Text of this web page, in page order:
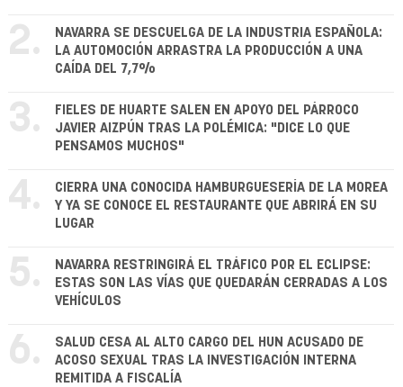
2.
NAVARRA SE DESCUELGA DE LA INDUSTRIA ESPAÑOLA:
LA AUTOMOCIÓN ARRASTRA LA PRODUCCIÓN A UNA
CAÍDA DEL 7,7%
3.
FIELES DE HUARTE SALEN EN APOYO DEL PÁRROCO
JAVIER AIZPÚN TRAS LA POLÉMICA: "DICE LO QUE
PENSAMOS MUCHOS"
4.
CIERRA UNA CONOCIDA HAMBURGUESERÍA DE LA MOREA
Y YA SE CONOCE EL RESTAURANTE QUE ABRIRÁ EN SU
LUGAR
5.
NAVARRA RESTRINGIRÁ EL TRÁFICO POR EL ECLIPSE:
ESTAS SON LAS VÍAS QUE QUEDARÁN CERRADAS A LOS
VEHÍCULOS
6.
SALUD CESA AL ALTO CARGO DEL HUN ACUSADO DE
ACOSO SEXUAL TRAS LA INVESTIGACIÓN INTERNA
REMITIDA A FISCALÍA